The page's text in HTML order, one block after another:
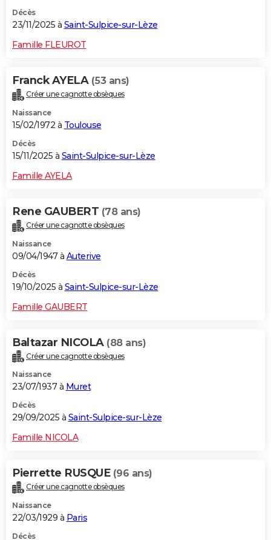
Décès
23/11/2025 à Saint-Sulpice-sur-Lèze
Famille FLEUROT
Franck AYELA (53 ans)
Créer une cagnotte obsèques
Naissance
15/02/1972 à Toulouse
Décès
15/11/2025 à Saint-Sulpice-sur-Lèze
Famille AYELA
Rene GAUBERT (78 ans)
Créer une cagnotte obsèques
Naissance
09/04/1947 à Auterive
Décès
19/10/2025 à Saint-Sulpice-sur-Lèze
Famille GAUBERT
Baltazar NICOLA (88 ans)
Créer une cagnotte obsèques
Naissance
23/07/1937 à Muret
Décès
29/09/2025 à Saint-Sulpice-sur-Lèze
Famille NICOLA
Pierrette RUSQUE (96 ans)
Créer une cagnotte obsèques
Naissance
22/03/1929 à Paris
Décès